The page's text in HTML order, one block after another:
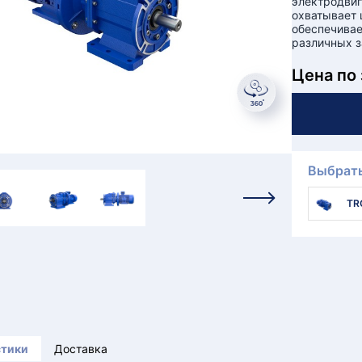
охватывает
различных
Цена по
Доставка